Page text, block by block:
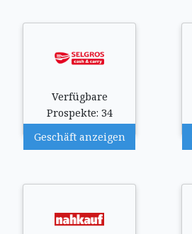
Verfügbare
Prospekte: 34
Geschäft anzeigen